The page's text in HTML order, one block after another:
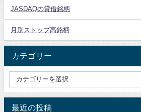
JASDAQの貸借銘柄
月別ストップ高銘柄
カテゴリー
最近の投稿